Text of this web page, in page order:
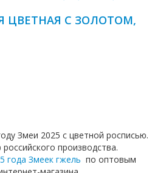
ЦВЕТНАЯ С ЗОЛОТОМ,
Змеи 2025 с цветной росписью.
производства.
года Змеек гжель по оптовым